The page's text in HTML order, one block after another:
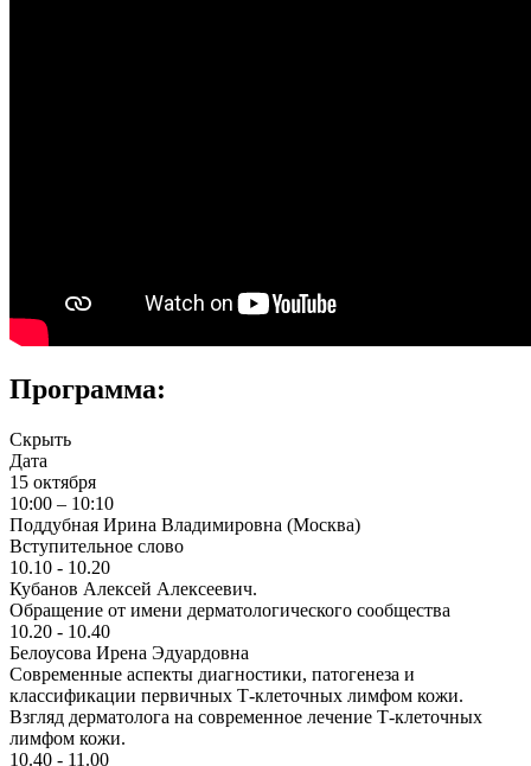
Программа:
Скрыть
Дата
15 октября
10:00 – 10:10
Поддубная Ирина Владимировна (Москва)
Вступительное слово
10.10 - 10.20
Кубанов Алексей Алексеевич.
Обращение от имени дерматологического сообщества
10.20 - 10.40
Белоусова Ирена Эдуардовна
Современные аспекты диагностики, патогенеза и
классификации первичных Т-клеточных лимфом кожи.
Взгляд дерматолога на современное лечение Т-клеточных
лимфом кожи.
10.40 - 11.00